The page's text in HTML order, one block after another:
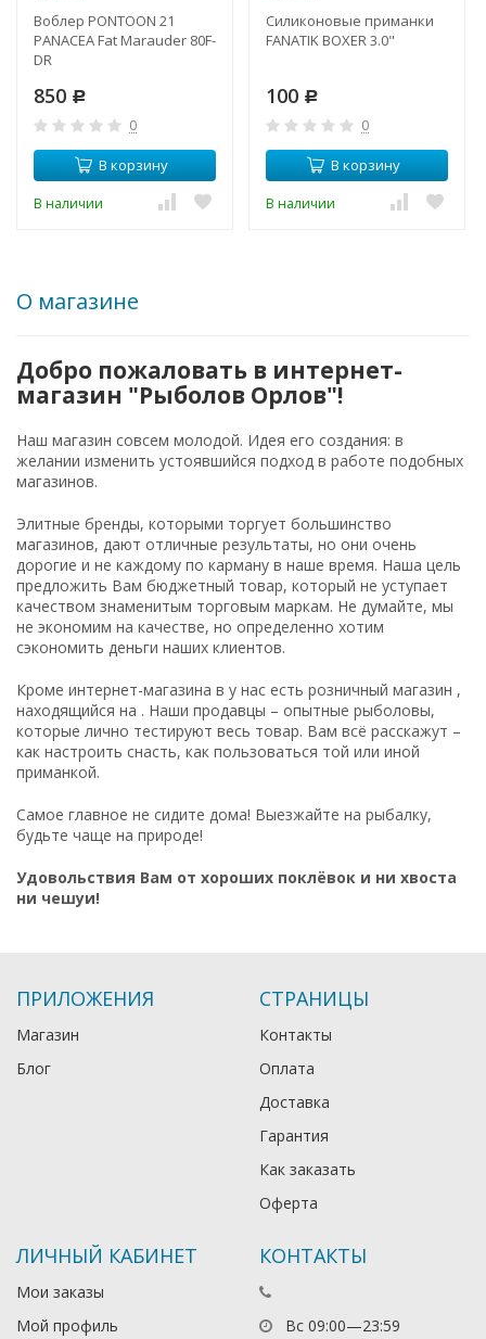
Воблер PONTOON 21
PANACEA Fat Marauder 80F-
DR
850 Р
0
В корзину
В наличии
Силиконовые приманки
FANATIK BOXER 3.0"
100 Р
0
В корзину
В наличии
О магазине
Добро пожаловать в интернет-
магазин "Рыболов Орлов"!
Наш магазин совсем молодой. Идея его создания: в
желании изменить устоявшийся подход в работе подобных
магазинов.
Элитные бренды, которыми торгует большинство
магазинов, дают отличные результаты, но они очень
дорогие и не каждому по карману в наше время. Наша цель
предложить Вам бюджетный товар, который не уступает
качеством знаменитым торговым маркам. Не думайте, мы
не экономим на качестве, но определенно хотим
сэкономить деньги наших клиентов.
Кроме интернет-магазина в у нас есть розничный магазин ,
находящийся на . Наши продавцы – опытные рыболовы,
которые лично тестируют весь товар. Вам всё расскажут –
как настроить снасть, как пользоваться той или иной
приманкой.
Самое главное не сидите дома! Выезжайте на рыбалку,
будьте чаще на природе!
Удовольствия Вам от хороших поклёвок и ни хвоста
ни чешуи!
ПРИЛОЖЕНИЯ
Магазин
Блог
СТРАНИЦЫ
Контакты
Оплата
Доставка
Гарантия
Как заказать
Оферта
ЛИЧНЫЙ КАБИНЕТ
Мои заказы
Мой профиль
КОНТАКТЫ
Вс 09:00—23:59